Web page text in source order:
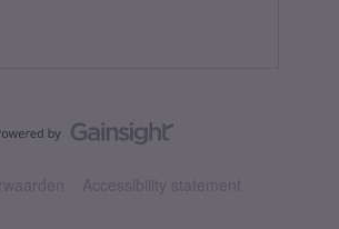
Accessibility statement